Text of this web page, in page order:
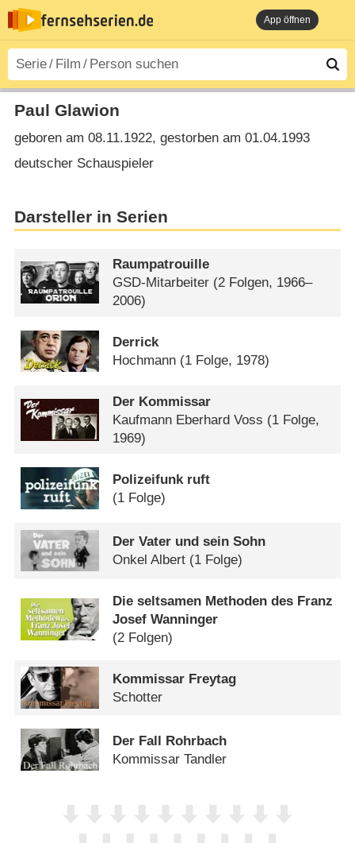
App öffnen
Paul Glawion
geboren am 08.11.1922, gestorben am 01.04.1993
deutscher Schauspieler
Darsteller in Serien
Raumpatrouille
GSD-Mitarbeiter (2 Folgen, 1966–
2006)
Derrick
Hochmann (1 Folge, 1978)
Der Kommissar
Kaufmann Eberhard Voss (1 Folge,
1969)
Polizeifunk ruft
(1 Folge)
Der Vater und sein Sohn
Onkel Albert (1 Folge)
Die seltsamen Methoden des Franz
Josef Wanninger
(2 Folgen)
Kommissar Freytag
Schotter
Der Fall Rohrbach
Kommissar Tandler